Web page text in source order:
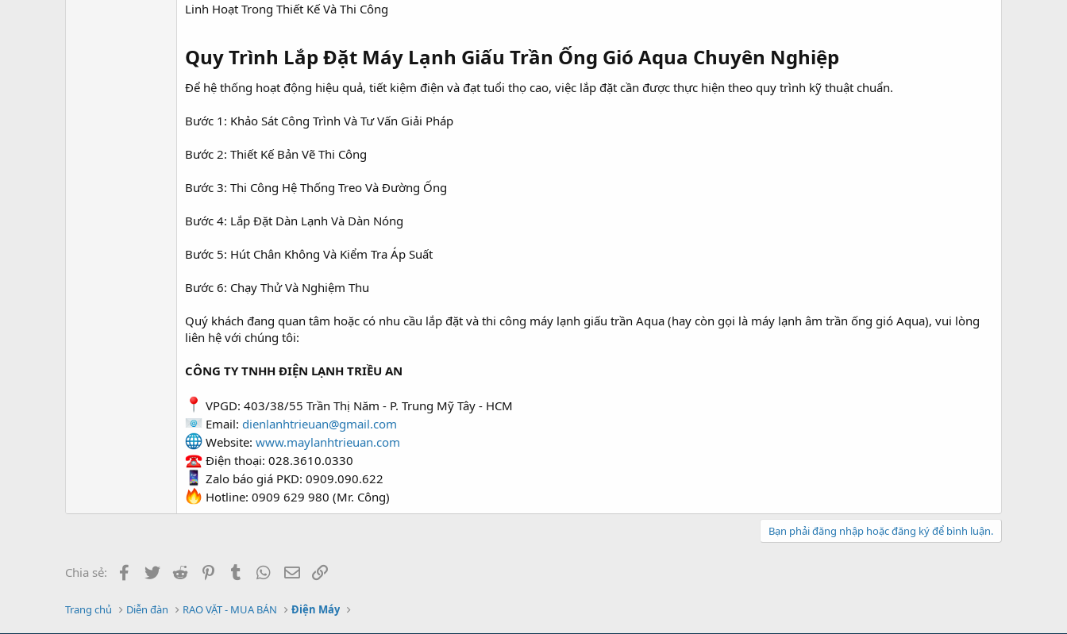
Linh Hoạt Trong Thiết Kế Và Thi Công
Quy Trình Lắp Đặt Máy Lạnh Giấu Trần Ống Gió Aqua Chuyên Nghiệp​
Để hệ thống hoạt động hiệu quả, tiết kiệm điện và đạt tuổi thọ cao, việc lắp đặt cần được thực hiện theo quy trình kỹ thuật chuẩn.
Bước 1: Khảo Sát Công Trình Và Tư Vấn Giải Pháp
Bước 2: Thiết Kế Bản Vẽ Thi Công
Bước 3: Thi Công Hệ Thống Treo Và Đường Ống
Bước 4: Lắp Đặt Dàn Lạnh Và Dàn Nóng
Bước 5: Hút Chân Không Và Kiểm Tra Áp Suất
Bước 6: Chạy Thử Và Nghiệm Thu
Quý khách đang quan tâm hoặc có nhu cầu lắp đặt và thi công máy lạnh giấu trần Aqua (hay còn gọi là máy lạnh âm trần ống gió Aqua), vui lòng
liên hệ với chúng tôi:
CÔNG TY TNHH ĐIỆN LẠNH TRIỀU AN
VPGD: 403/38/55 Trần Thị Năm - P. Trung Mỹ Tây - HCM
Email: dienlanhtrieuan@gmail.com
Website: www.maylanhtrieuan.com
Điện thoại: 028.3610.0330
Zalo báo giá PKD: 0909.090.622
Hotline: 0909 629 980 (Mr. Công)
Bạn phải đăng nhập hoặc đăng ký để bình luận.
Chia sẻ: Facebook
Twitter Reddit PinterestTumblrWhatsApp
Email
Trang chủ Diễn đàn RAO VẶT - MUA BÁN Điện Máy